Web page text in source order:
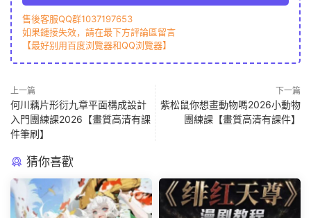
售後客服QQ群1037197653
如果鏈接失效，請在最下方評論區留言
【最好别用百度浏覽器和QQ浏覽器】
上一篇
何川藕片形衍九章平面構成設計
入門團練課2026【畫質高清有課
件筆刷】
下一篇
紫松鼠你想畫動物嗎2026小動物
團練課【畫質高清有課件】
猜你喜歡